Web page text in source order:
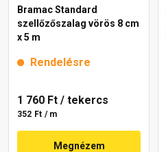
Bramac Standard
szellőzőszalag vörös 8 cm
x 5 m
Rendelésre
1 760 Ft / tekercs
352 Ft / m
Megnézem